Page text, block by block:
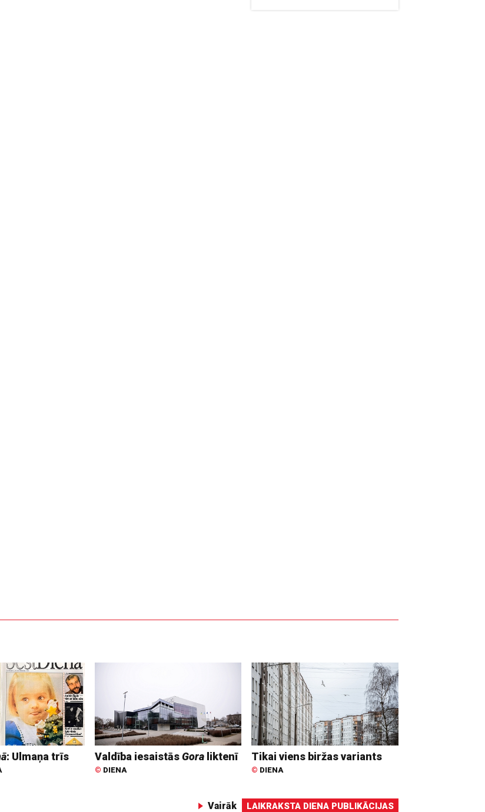
: Ulmaņa trīs
Valdība iesaistāsGoraliktenī
© DIENA
Tikai viens biržas variants
© DIENA
Vairāk LAIKRAKSTA DIENA PUBLIKĀCIJAS